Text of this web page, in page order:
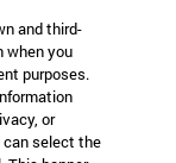
and third-
when you
purposes.
or
can select the